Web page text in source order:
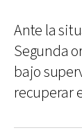
Ante la
Segunda
bajo
recuperar